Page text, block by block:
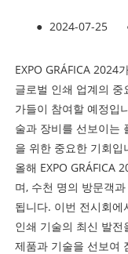
● 2024-07-25
EXPO GRÁFICA 2024
글로벌 인쇄 업계의
가들이 참여할 예정입
술과 장비를 선보이는
을 위한 중요한 기회입
올해 EXPO GRÁFICA
며, 수천 명의 방문객
됩니다. 이번 전시회에
인쇄 기술의 최신 발
제품과 기술을 선보여